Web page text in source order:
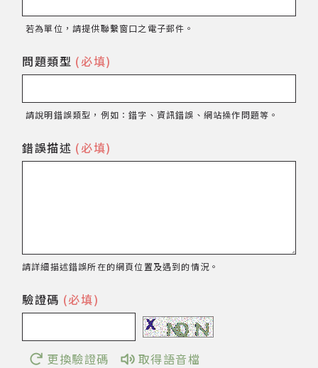
若為單位，請提供聯繫窗口之電子郵件。
問題類型 (必填)
請說明錯誤類型，例如：錯字、資訊錯誤、網站操作問題等。
錯誤描述 (必填)
請詳細描述錯誤所在的網頁位置及遇到的情況。
驗證碼 (必填)
更換驗證碼 取得語音檔
音樂獎項
組織協會
曲目統計表
臺北流行音樂中心